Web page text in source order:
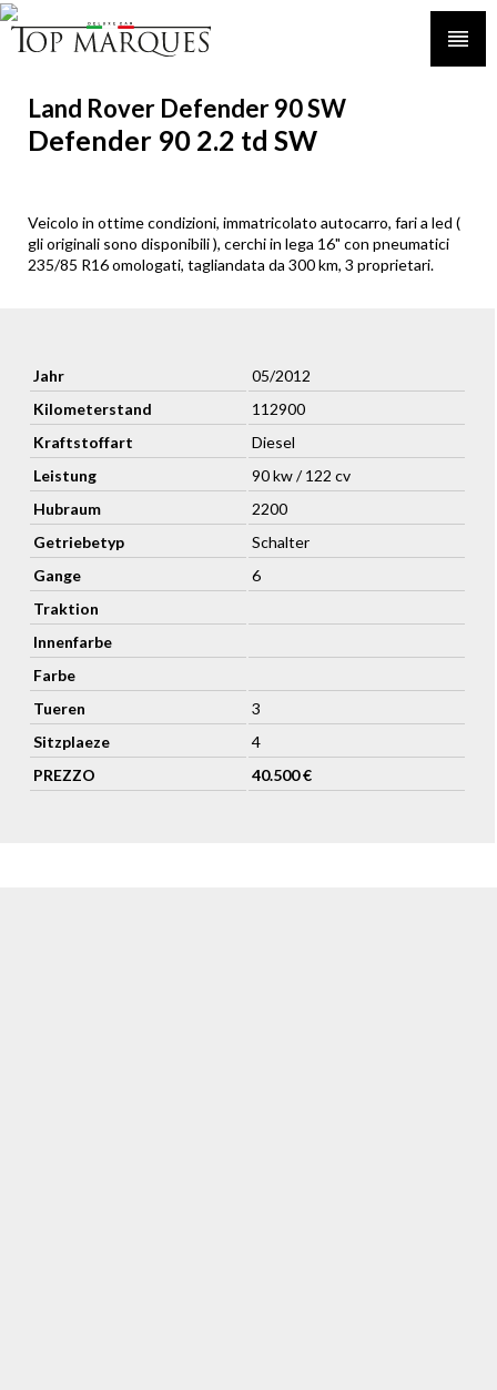
Land Rover Defender 90 SW
Defender 90 2.2 td SW
Veicolo in ottime condizioni, immatricolato autocarro, fari a led (
gli originali sono disponibili ), cerchi in lega 16" con pneumatici
235/85 R16 omologati, tagliandata da 300 km, 3 proprietari.
Jahr
05/2012
Kilometerstand
112900
Kraftstoffart
Diesel
Leistung
90 kw / 122 cv
Hubraum
2200
Getriebetyp
Schalter
Gange
6
Traktion
Innenfarbe
Farbe
Tueren
3
Sitzplaeze
4
PREZZO
40.500 €